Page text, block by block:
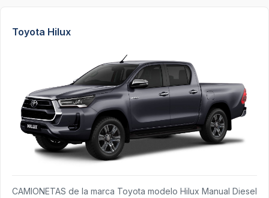
Toyota Hilux
CAMIONETAS de la marca Toyota modelo Hilux Manual Diesel